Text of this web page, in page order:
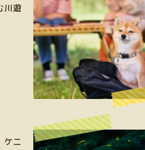
川遊
ケニ